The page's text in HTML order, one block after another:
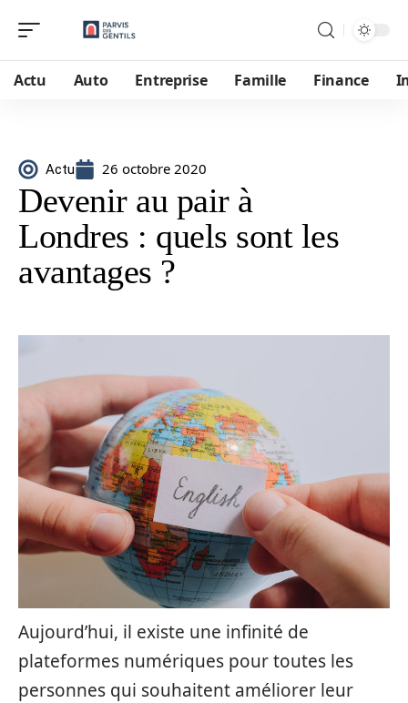
Actu Auto Entreprise Famille Finance
Actu 26 octobre 2020
Devenir au pair à
Londres : quels sont les
avantages ?
Aujourd’hui, il existe une infinité de
plateformes numériques pour toutes les
personnes qui souhaitent améliorer leur